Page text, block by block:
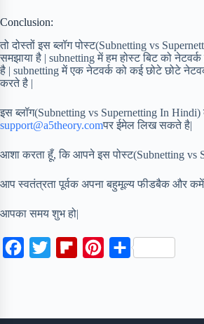
Conclusion:
तो दोस्तों इस ब्लॉग पोस्ट(Subnetting vs
समझाया है | subnetting में हम होस्ट बिट को
है | subnetting में एक नेटवर्क को कई छोटे छोटे
करते है |
इस ब्लॉग(Subnetting vs Supernetting In
support@a5theory.comपर ईमेल लिख सकते है|
आशा करता हूँ, कि आपने इस पोस्ट(Subnetting vs
आप स्वतंत्रता पूर्वक अपना बहुमूल्य फीडबैक और
आपका समय शुभ हो|
S